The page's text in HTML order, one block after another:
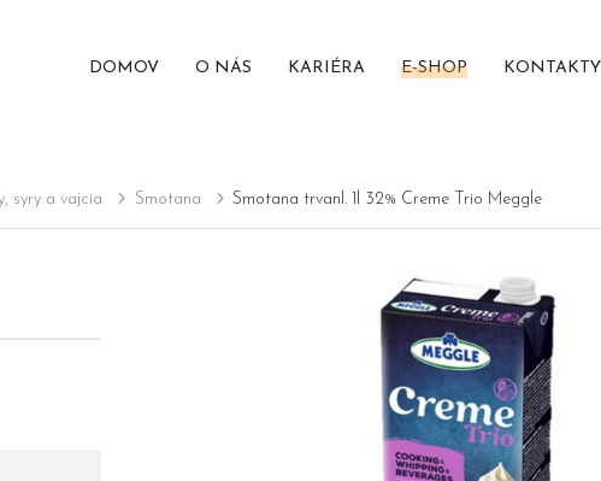
DOMOV O NÁS KARIÉRA E-SHOP KONTAKTY
syry a vajcia Smotana Smotana trvanl. 1l 32% Creme Trio Meggle